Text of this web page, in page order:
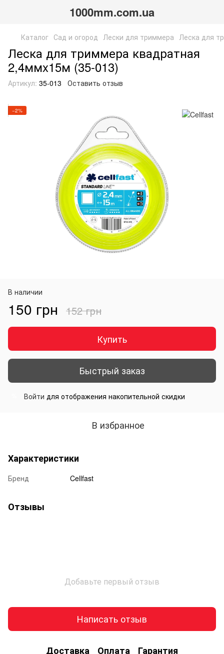
1000mm.com.ua
Каталог Сад и огород Лески для триммера Леска для
Леска для триммера квадратная
2,4ммx15м (35-013)
Артикул: 35-013 Оставить отзыв
−2%
В наличии
150 грн 152 грн
Купить
Быстрый заказ
Войти для отображения накопительной скидки
В избранное
Характеристики
Бренд Cellfast
Отзывы
Добавьте первый отзыв
Написать отзыв
Доставка Оплата Гарантия